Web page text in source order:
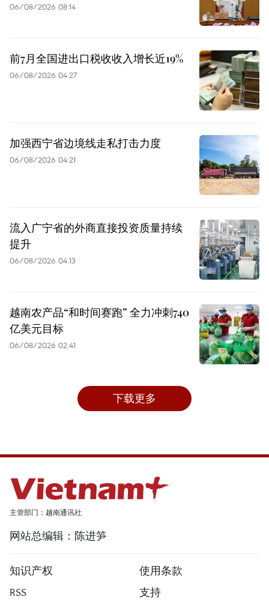
06/08/2026 08:14
前7月全国进出口税收收入增长近19%
06/08/2026 04:27
加强西宁省边境线走私打击力度
06/08/2026 04:21
流入广宁省的外商直接投资质量持续
提升
06/08/2026 04:13
越南农产品“和时间赛跑” 全力冲刺740
亿美元目标
06/08/2026 02:41
下载更多
主管部门：越南通讯社
网站总编辑：陈进笋
知识产权
使用条款
RSS
支持